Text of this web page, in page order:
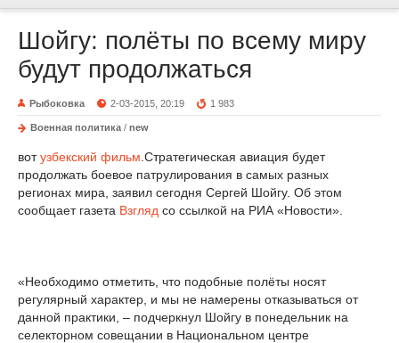
Шойгу: полёты по всему миру
будут продолжаться
Рыбоковка 2-03-2015, 20:19 1 983
Военная политика / new
вотузбекский фильм .Стратегическая авиация будет
продолжать боевое патрулирования в самых разных
регионах мира, заявил сегодня Сергей Шойгу. Об этом
сообщает газета Взгляд со ссылкой на РИА «Новости».
«Необходимо отметить, что подобные полёты носят
регулярный характер, и мы не намерены отказываться от
данной практики, – подчеркнул Шойгу в понедельник на
селекторном совещании в Национальном центре